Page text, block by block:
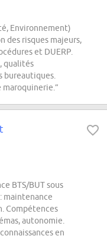
Environnement)
des risques majeurs,
et DUERP.
qualités
bureautiques.
BTS/BUT sous
maintenance
Compétences
autonomie.
en